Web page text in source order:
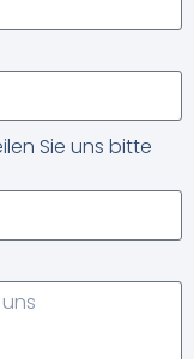
Sie uns bitte